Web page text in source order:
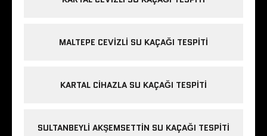
MALTEPE CEVIZLI SU KAÇAĞI TESPITI
KARTAL CIHAZLA SU KAÇAĞI TESPITI
SULTANBEYLI AKŞEMSETTIN SU KAÇAĞI TESPITI